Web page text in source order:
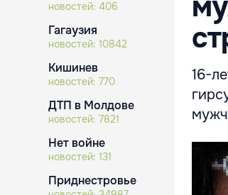
новостей: 406
Гагаузия
новостей: 10842
Кишинев
новостей: 770
ДТП в Молдове
новостей: 7821
Нет войне
новостей: 131
Приднестровье
16-